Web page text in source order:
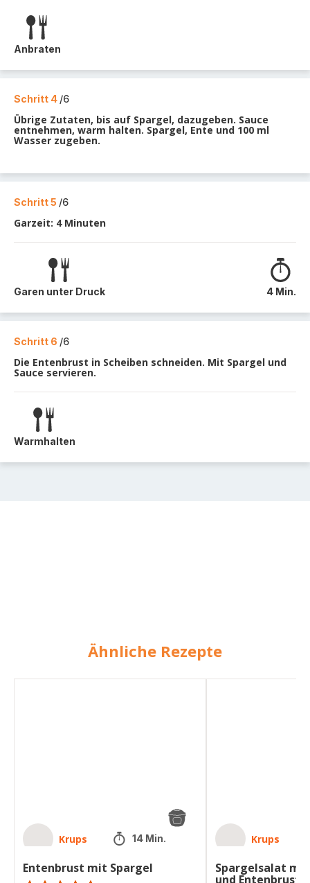
Anbraten
Schritt 4 /6
Übrige Zutaten, bis auf Spargel, dazugeben. Sauce
entnehmen, warm halten. Spargel, Ente und 100 ml
Wasser zugeben.
Schritt 5 /6
Garzeit: 4 Minuten
Garen unter Druck 4 Min.
Schritt 6 /6
Die Entenbrust in Scheiben schneiden. Mit Spargel und
Sauce servieren.
Warmhalten
Ähnliche Rezepte
Krups 14 Min.
Entenbrust mit Spargel
Krups
Spargelsalat
und Entenbrust